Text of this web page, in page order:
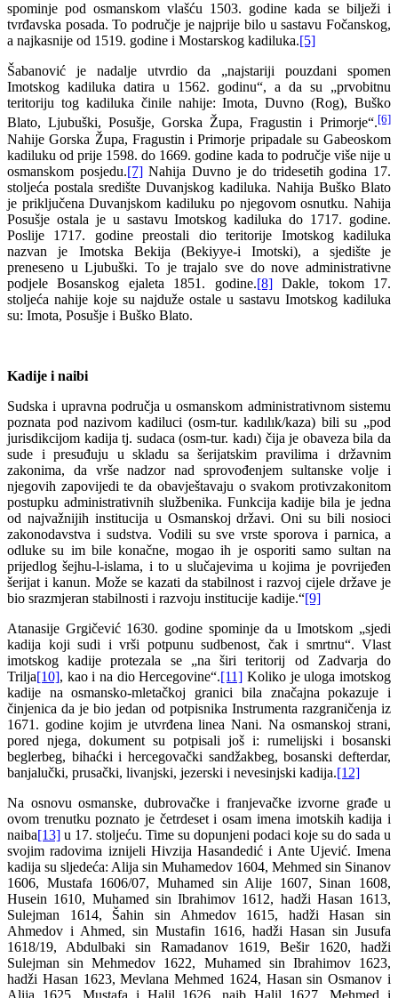
spominje pod osmanskom vlašću 1503. godine kada se bilježi i
tvrđavska posada. To područje je najprije bilo u sastavu Fočanskog,
a najkasnije od 1519. godine i Mostarskog kadiluka.[5]
Šabanović je nadalje utvrdio da „najstariji pouzdani spomen
Imotskog kadiluka datira u 1562. godinu“, a da su „prvobitnu
teritoriju tog kadiluka činile nahije: Imota, Duvno (Rog), Buško
Blato, Ljubuški, Posušje, Gorska Župa, Fragustin i Primorje“.[6]
Nahije Gorska Župa, Fragustin i Primorje pripadale su Gabeoskom
kadiluku od prije 1598. do 1669. godine kada to područje više nije u
osmanskom posjedu.[7]Nahija Duvno je do tridesetih godina 17.
stoljeća postala središte Duvanjskog kadiluka. Nahija Buško Blato
je priključena Duvanjskom kadiluku po njegovom osnutku. Nahija
Posušje ostala je u sastavu Imotskog kadiluka do 1717. godine.
Poslije 1717. godine preostali dio teritorije Imotskog kadiluka
nazvan je Imotska Bekija (Bekiyye-i Imotski), a sjedište je
preneseno u Ljubuški. To je trajalo sve do nove administrativne
podjele Bosanskog ejaleta 1851. godine.[8]Dakle, tokom 17.
stoljeća nahije koje su najduže ostale u sastavu Imotskog kadiluka
su: Imota, Posušje i Buško Blato.
Kadije i naibi
Sudska i upravna područja u osmanskom administrativnom sistemu
poznata pod nazivom kadiluci (osm-tur. kadılık/kaza) bili su „pod
jurisdikcijom kadija tj. sudaca (osm-tur. kadı) čija je obaveza bila da
sude i presuđuju u skladu sa šerijatskim pravilima i državnim
zakonima, da vrše nadzor nad sprovođenjem sultanske volje i
njegovih zapovijedi te da obavještavaju o svakom protivzakonitom
postupku administrativnih službenika. Funkcija kadije bila je jedna
od najvažnijih institucija u Osmanskoj državi. Oni su bili nosioci
zakonodavstva i sudstva. Vodili su sve vrste sporova i parnica, a
odluke su im bile konačne, mogao ih je osporiti samo sultan na
prijedlog šejhu-l-islama, i to u slučajevima u kojima je povrijeđen
šerijat i kanun. Može se kazati da stabilnost i razvoj cijele države je
bio srazmjeran stabilnosti i razvoju institucije kadije.“[9]
Atanasije Grgičević 1630. godine spominje da u Imotskom „sjedi
kadija koji sudi i vrši potpunu sudbenost, čak i smrtnu“. Vlast
imotskog kadije protezala se „na širi teritorij od Zadvarja do
Trilja[10], kao i na dio Hercegovine“.[11] Koliko je uloga imotskog
kadije na osmansko-mletačkoj granici bila značajna pokazuje i
činjenica da je bio jedan od potpisnika Instrumenta razgraničenja iz
1671. godine kojim je utvrđena linea Nani. Na osmanskoj strani,
pored njega, dokument su potpisali još i: rumelijski i bosanski
beglerbeg, bihaćki i hercegovački sandžakbeg, bosanski defterdar,
banjalučki, prusački, livanjski, jezerski i nevesinjski kadija.[12]
Na osnovu osmanske, dubrovačke i franjevačke izvorne građe u
ovom trenutku poznato je četrdeset i osam imena imotskih kadija i
naiba[13] u 17. stoljeću. Time su dopunjeni podaci koje su do sada u
svojim radovima iznijeli Hivzija Hasandedić i Ante Ujević. Imena
kadija su sljedeća: Alija sin Muhamedov 1604, Mehmed sin Sinanov
1606, Mustafa 1606/07, Muhamed sin Alije 1607, Sinan 1608,
Husein 1610, Muhamed sin Ibrahimov 1612, hadži Hasan 1613,
Sulejman 1614, Šahin sin Ahmedov 1615, hadži Hasan sin
Ahmedov i Ahmed, sin Mustafin 1616, hadži Hasan sin Jusufa
1618/19, Abdulbaki sin Ramadanov 1619, Bešir 1620, hadži
Sulejman sin Mehmedov 1622, Muhamed sin Ibrahimov 1623,
hadži Hasan 1623, Mevlana Mehmed 1624, Hasan sin Osmanov i
Alija 1625, Mustafa i Halil 1626, naib Halil 1627, Mehmed i